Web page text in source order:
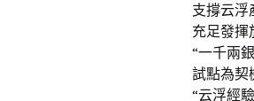
支撐云浮
充足發揮
“一千兩
試點為契
“云浮經驗